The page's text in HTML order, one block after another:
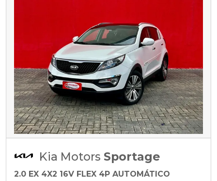
Kia Motors Sportage
2.0 EX 4X2 16V FLEX 4P AUTOMÁTICO